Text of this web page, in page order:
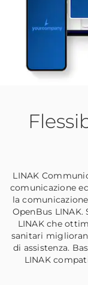
LINAK
comunicazione
la
OpenBus
LINAK che
sanitari
di assistenza.
LINAK